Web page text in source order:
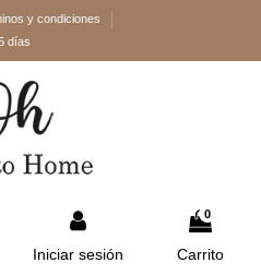
y condiciones
días
Iniciar sesión
0
Carrito